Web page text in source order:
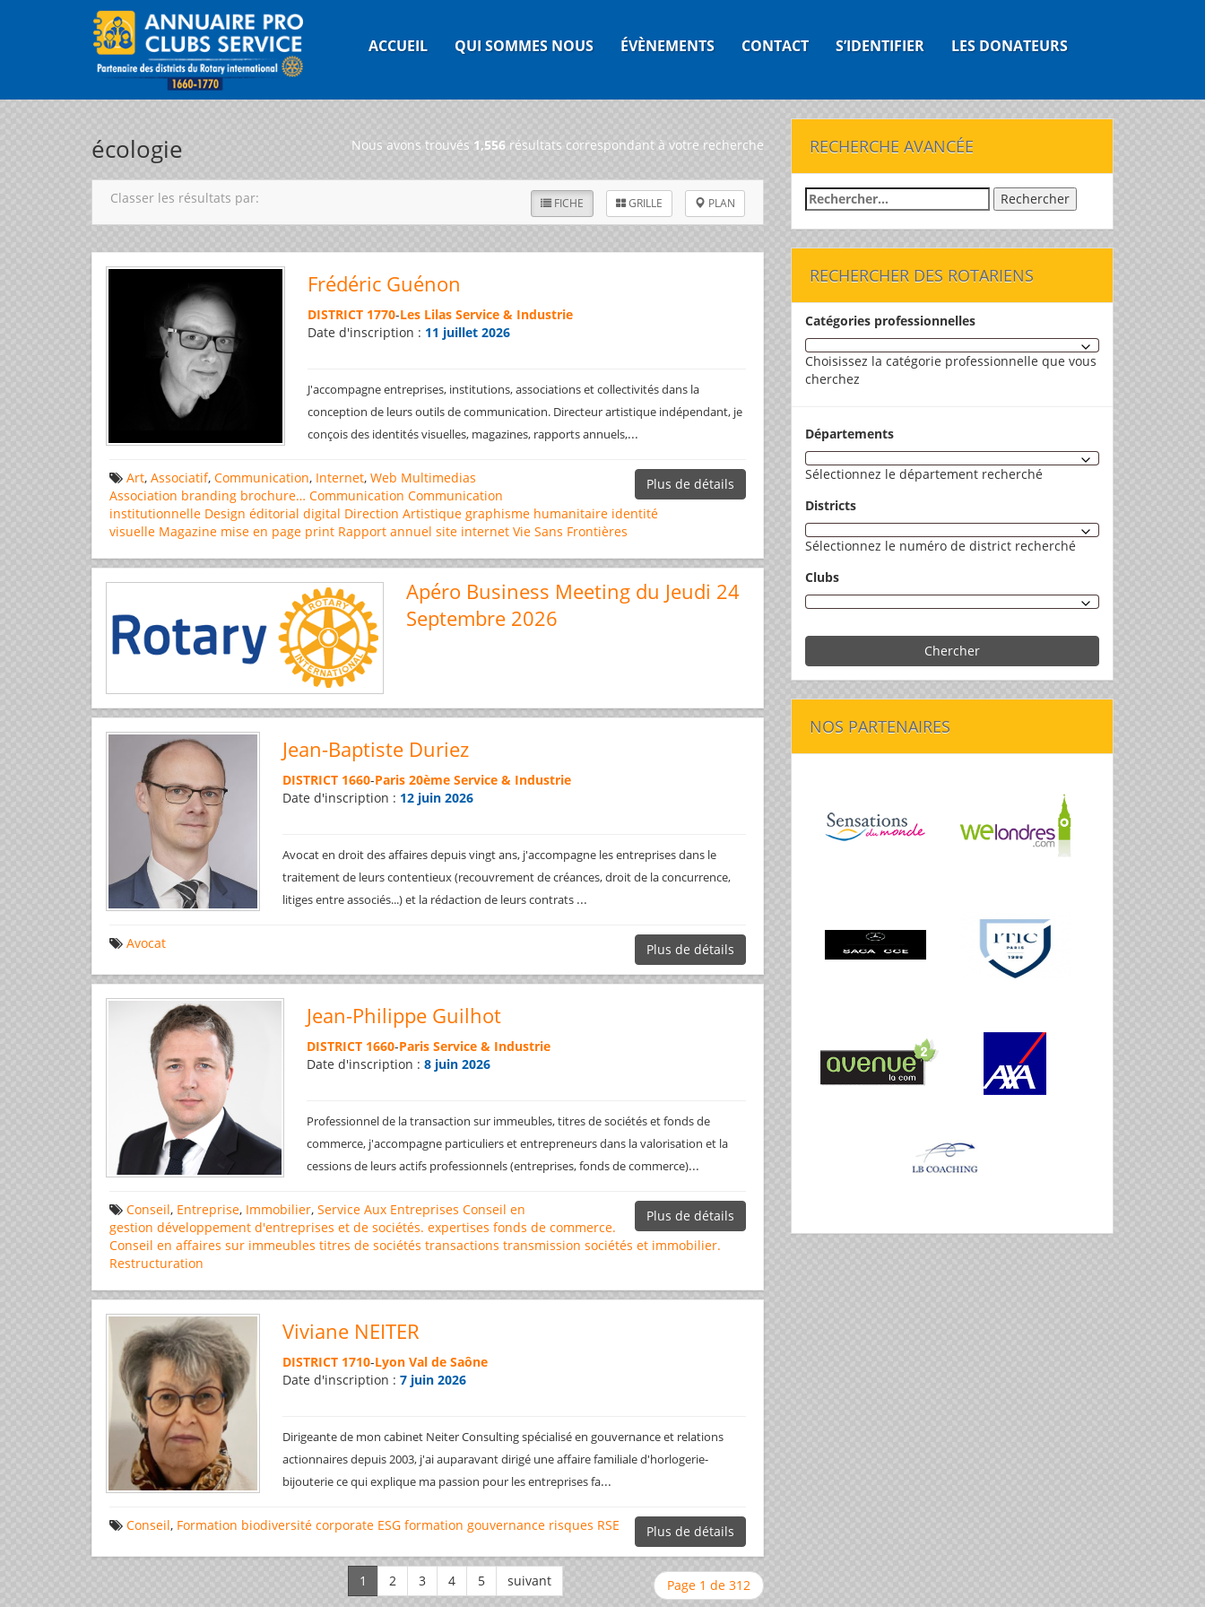
ACCUEIL QUI SOMMES NOUS ÉVÈNEMENTS CONTACT S’IDENTIFIER LES DONATEURS
écologie Nous avons trouvés 1,556 résultats correspondant à votre recherche
FICHE GRILLE PLAN
Classer les résultats par:
Frédéric Guénon
DISTRICT 1770-Les Lilas Service & Industrie
Date d'inscription : 11 juillet 2026
J'accompagne entreprises, institutions, associations et collectivités dans la
conception de leurs outils de communication. Directeur artistique indépendant, je
conçois des identités visuelles, magazines, rapports annuels,...
Plus de détails
Art, Associatif, Communication, Internet, Web Multimedias
Association branding brochure… Communication Communication
institutionnelle Design éditorial digital Direction Artistique graphisme humanitaire identité
visuelle Magazine mise en page print Rapport annuel site internet Vie Sans Frontières
Apéro Business Meeting du Jeudi 24
Septembre 2026
Jean-Baptiste Duriez
DISTRICT 1660-Paris 20ème Service & Industrie
Date d'inscription : 12 juin 2026
Avocat en droit des affaires depuis vingt ans, j'accompagne les entreprises dans le
traitement de leurs contentieux (recouvrement de créances, droit de la concurrence,
litiges entre associés...) et la rédaction de leurs contrats ...
Plus de détails
Avocat
Jean-Philippe Guilhot
DISTRICT 1660-Paris Service & Industrie
Date d'inscription : 8 juin 2026
Professionnel de la transaction sur immeubles, titres de sociétés et fonds de
commerce, j'accompagne particuliers et entrepreneurs dans la valorisation et la
cessions de leurs actifs professionnels (entreprises, fonds de commerce)...
Plus de détails
Conseil, Entreprise, Immobilier, Service Aux Entreprises Conseil en
gestion développement d'entreprises et de sociétés. expertises fonds de commerce.
Conseil en affaires sur immeubles titres de sociétés transactions transmission sociétés et immobilier.
Restructuration
Viviane NEITER
DISTRICT 1710-Lyon Val de Saône
Date d'inscription :7 juin 2026
Dirigeante de mon cabinet Neiter Consulting spécialisé en gouvernance et relations
actionnaires depuis 2003, j'ai auparavant dirigé une affaire familiale d'horlogerie-
bijouterie ce qui explique ma passion pour les entreprises fa...
Plus de détails
Conseil, Formation biodiversité corporate ESG formation gouvernance risques RSE
Page 1 de 312
RECHERCHE AVANCÉE
Rechercher :
RECHERCHER DES ROTARIENS
Catégories professionnelles
Choisissez la catégorie professionnelle que vous
cherchez
Départements
Sélectionnez le département recherché
Districts
Sélectionnez le numéro de district recherché
Clubs
Chercher
NOS PARTENAIRES